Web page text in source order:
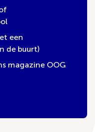
een
de buurt)
magazine OOG